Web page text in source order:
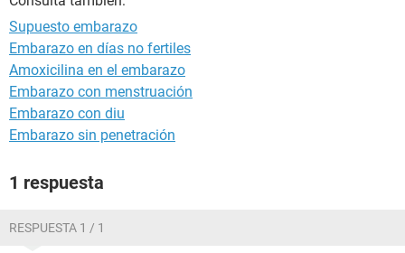
Supuesto embarazo
Embarazo en días no fertiles
Amoxicilina en el embarazo
Embarazo con menstruación
Embarazo con diu
Embarazo sin penetración
1 respuesta
RESPUESTA 1 / 1